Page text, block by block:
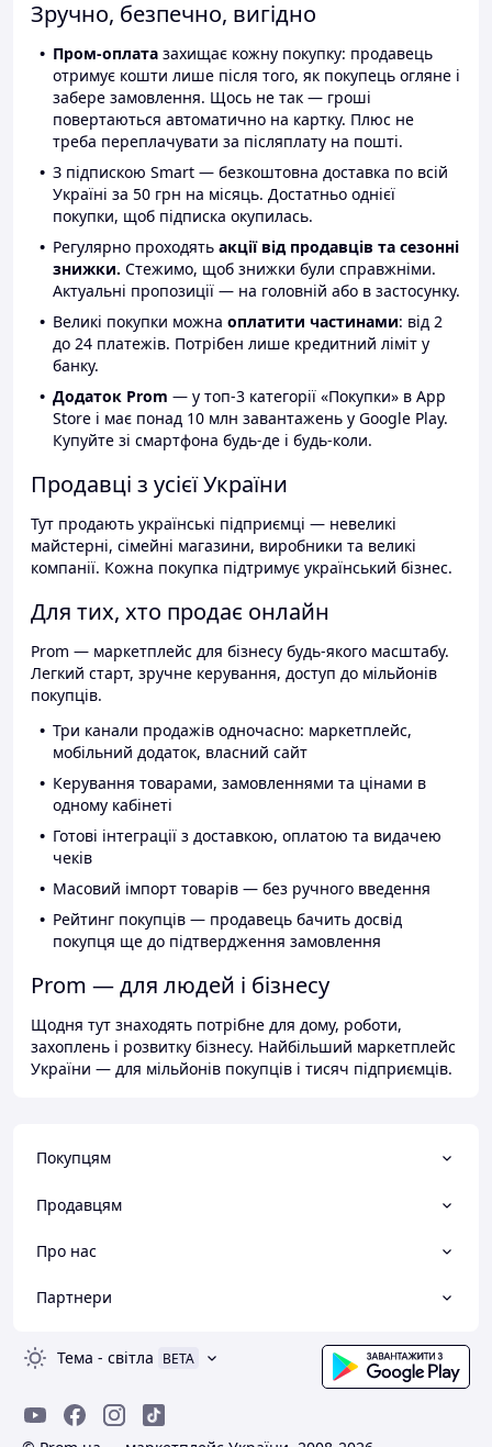
Зручно, безпечно, вигідно
Пром-оплата захищає кожну покупку: продавець
отримує кошти лише після того, як покупець огляне і
забере замовлення. Щось не так — гроші
повертаються автоматично на картку. Плюс не
треба переплачувати за післяплату на пошті.
З підпискою Smart — безкоштовна доставка по всій
Україні за 50 грн на місяць. Достатньо однієї
покупки, щоб підписка окупилась.
Регулярно проходять акції від продавців та сезонні
знижки. Стежимо, щоб знижки були справжніми.
Актуальні пропозиції — на головній або в застосунку.
Великі покупки можна оплатити частинами: від 2
до 24 платежів. Потрібен лише кредитний ліміт у
банку.
Додаток Prom — у топ-3 категорії «Покупки» в App
Store і має понад 10 млн завантажень у Google Play.
Купуйте зі смартфона будь-де і будь-коли.
Продавці з усієї України
Тут продають українські підприємці — невеликі
майстерні, сімейні магазини, виробники та великі
компанії. Кожна покупка підтримує український бізнес.
Для тих, хто продає онлайн
Prom — маркетплейс для бізнесу будь-якого масштабу.
Легкий старт, зручне керування, доступ до мільйонів
покупців.
Три канали продажів одночасно: маркетплейс,
мобільний додаток, власний сайт
Керування товарами, замовленнями та цінами в
одному кабінеті
Готові інтеграції з доставкою, оплатою та видачею
чеків
Масовий імпорт товарів — без ручного введення
Рейтинг покупців — продавець бачить досвід
покупця ще до підтвердження замовлення
Prom — для людей і бізнесу
Щодня тут знаходять потрібне для дому, роботи,
захоплень і розвитку бізнесу. Найбільший маркетплейс
України — для мільйонів покупців і тисяч підприємців.
Покупцям
Продавцям
Про нас
Партнери
Тема - світла BETA